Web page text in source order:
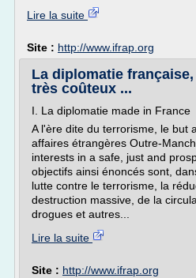
Lire la suite
Site : http://www.ifrap.org
La diplomatie
très coûteux ...
I. La diplomatie made in France
A l'ère dite du terrorisme, le but
affaires étrangères Outre-
interests in a safe, just and
objectifs ainsi énoncés sont,
lutte contre le terrorisme, la
destruction massive, de la
drogues et autres...
Lire la suite
Site : http://www.ifrap.org